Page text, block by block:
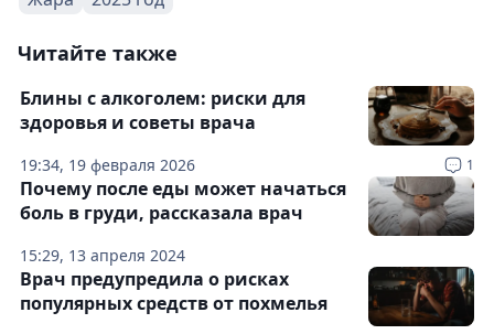
Читайте также
19:34, 19 февраля 2026 1
Блины с алкоголем: риски для
здоровья и советы врача
15:29, 13 апреля 2024
Почему после еды может начаться
боль в груди, рассказала врач
Врач предупредила о рисках
популярных средств от похмелья